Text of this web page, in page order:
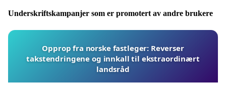
Underskriftskampanjer som er promotert av andre brukere
Opprop fra norske fastleger: Reverser
takstendringene og innkall til ekstraordinært
landsråd